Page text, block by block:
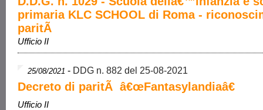
primaria KLC SCHOOL di Roma -
paritÃ
Ufficio II
25/08/2021 - DDG n. 882 del 25-08-2021
Decreto di paritÃ â€œFantasylandiaâ€
Ufficio II